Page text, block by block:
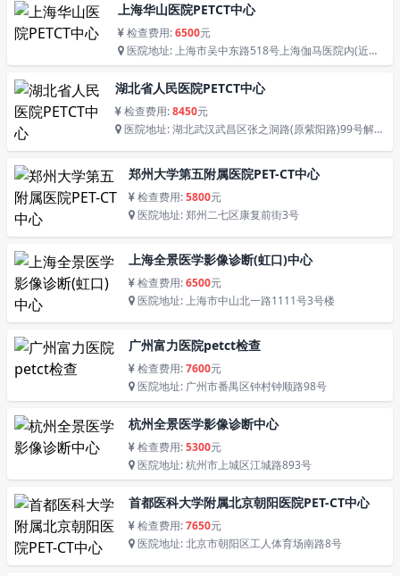
上海华山医院PETCT中心
检查费用:6500元
医院地址: 上海市吴中东路518号上海伽马医院内(近中
山西路)
湖北省人民医院PETCT中心
检查费用:8450元
医院地址: 湖北武汉武昌区张之洞路(原紫阳路)99号解放
郑州大学第五附属医院PET-CT中心
检查费用:5800元
医院地址: 郑州二七区康复前街3号
上海全景医学影像诊断(虹口)中心
检查费用:6500元
医院地址: 上海市中山北一路1111号3号楼
广州富力医院petct检查
检查费用:7600元
医院地址: 广州市番禺区钟村钟顺路98号
杭州全景医学影像诊断中心
检查费用:5300元
医院地址: 杭州市上城区江城路893号
首都医科大学附属北京朝阳医院PET-CT中心
检查费用:7650元
医院地址: 北京市朝阳区工人体育场南路8号